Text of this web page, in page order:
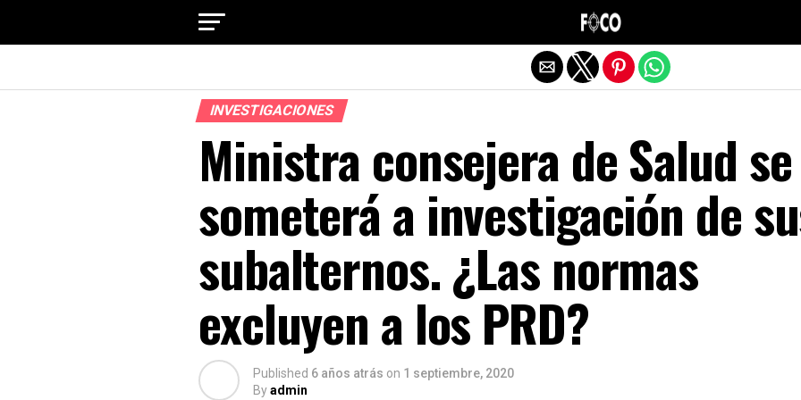
INVESTIGACIONES
Ministra consejera de Salud se
someterá a investigación de
subalternos. ¿Las normas
excluyen a los PRD?
Published 6 años atrás on 1 septiembre, 2020
Byadmin
Salir de la versión móvil